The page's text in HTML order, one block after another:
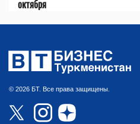
октября
© 2026 БТ. Все права защищены.